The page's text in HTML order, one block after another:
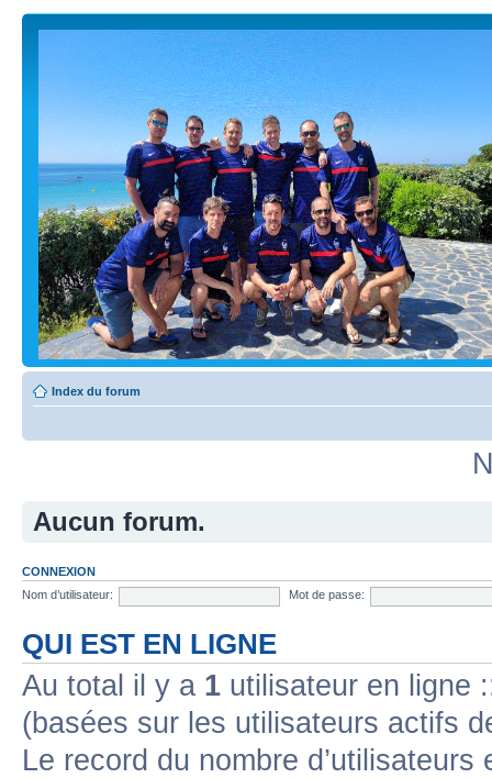
Index du forum
Aucun forum.
CONNEXION
Nom d’utilisateur:
Mot de passe:
QUI EST EN LIGNE
Au total il y a 1 utilisateur en ligne
(basées sur les utilisateurs actifs
Le record du nombre